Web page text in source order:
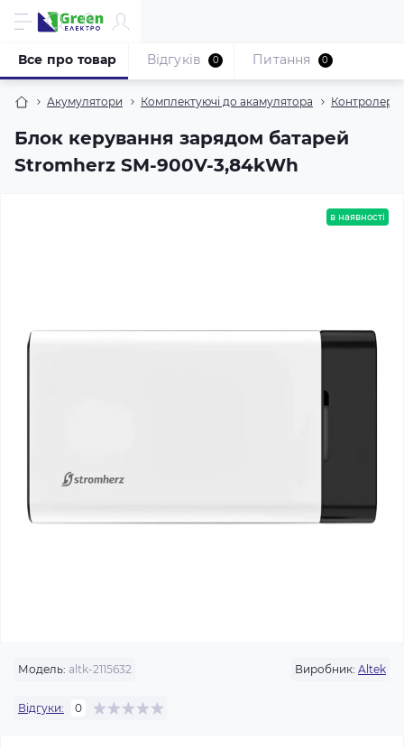
Акумулятори Комплектуючі до акамулятора Контролери
Блок керування зарядом батарей
Stromherz SM-900V-3,84kWh
Все про товар Відгуків 0 Питання 0
в наявності
Модель: altk-2115632 Виробник: Altek
Відгуки: 0